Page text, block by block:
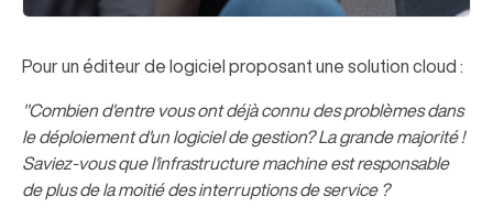
Pour un éditeur de logiciel proposant une solution cloud :
"Combien d'entre vous ont déjà connu des problèmes dans
le déploiement d'un logiciel de gestion? La grande majorité !
Saviez-vous que l'infrastructure machine est responsable
de plus de la moitié des interruptions de service ?